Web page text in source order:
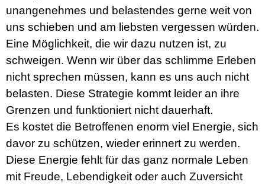
unangenehmes und belastendes gerne weit von
uns schieben und am liebsten vergessen würden.
Eine Möglichkeit, die wir dazu nutzen ist, zu
schweigen. Wenn wir über das schlimme Erleben
nicht sprechen müssen, kann es uns auch nicht
belasten. Diese Strategie kommt leider an ihre
Grenzen und funktioniert nicht dauerhaft.
Es kostet die Betroffenen enorm viel Energie, sich
davor zu schützen, wieder erinnert zu werden.
Diese Energie fehlt für das ganz normale Leben
mit Freude, Lebendigkeit oder auch Zuversicht